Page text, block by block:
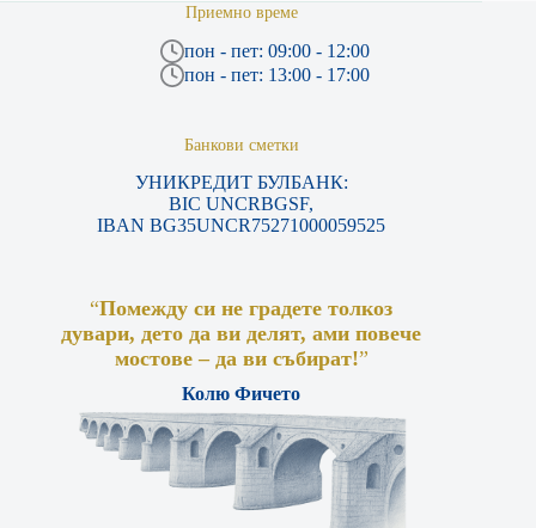
Приемно време
пон - пет: 09:00 - 12:00
пон - пет: 13:00 - 17:00
Банкови сметки
УНИКРЕДИТ БУЛБАНК:
BIC UNCRBGSF,
IBAN BG35UNCR75271000059525
“Помежду си не градете толкоз
дувари, дето да ви делят, ами повече
мостове – да ви събират!”
Колю Фичето